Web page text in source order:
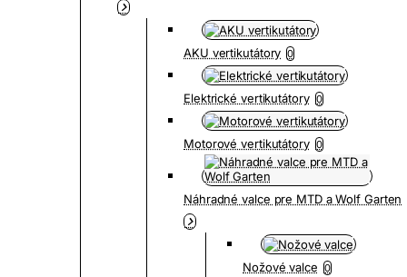
AKU vertikutátory 0
Elektrické vertikutátory 0
Motorové vertikutátory 0
Náhradné valce pre MTD a Wolf Garten
Nožové valce 0